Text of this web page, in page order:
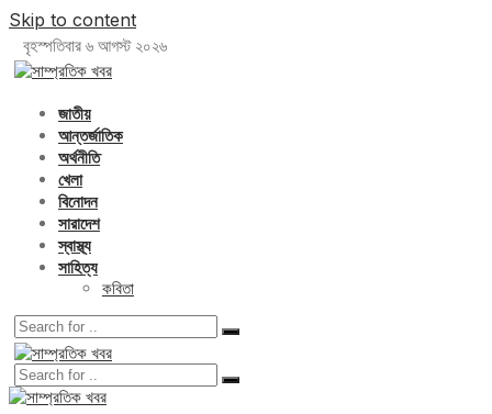
Skip to content
বৃহস্পতিবার ৬ আগস্ট ২০২৬
জাতীয়
আন্তর্জাতিক
অর্থনীতি
খেলা
বিনোদন
সারাদেশ
স্বাস্থ্য
সাহিত্য
কবিতা